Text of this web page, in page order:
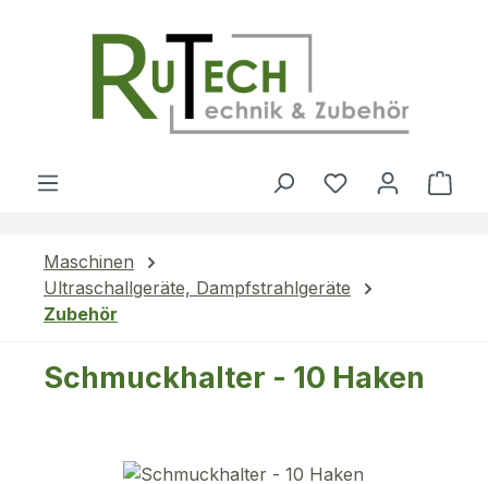
Du hast 0
Maschinen
Ultraschallgeräte, Dampfstrahlgeräte
Zubehör
Schmuckhalter - 10 Haken
Bildergalerie überspringen